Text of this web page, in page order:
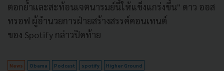
ตอกย้ำและสะท้อนเจตนารมย์นี้ให้แข็งแกร่งขึ้น" ดาว ออส
ทรอฟ ผู้อำนวยการฝ่ายสร้างสรรค์คอนเทนต์
ของ Spotify กล่าวปิดท้าย
News Obama Podcast spotify Higher Ground